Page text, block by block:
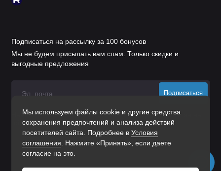
Мы используем файлы cookie и другие средства
сохранения предпочтений и анализа действий
посетителей сайта. Подробнее в Условия
соглашения . Нажмите «Принять», если даете
согласие на это.
Подписаться на рассылку за 100 бонусов
Мы не будем присылать вам спам. Только скидки и
выгодные предложения
Подписаться
Нажимая на кнопку «Подписаться», Вы даетесогласие на
обработку персональных данных.